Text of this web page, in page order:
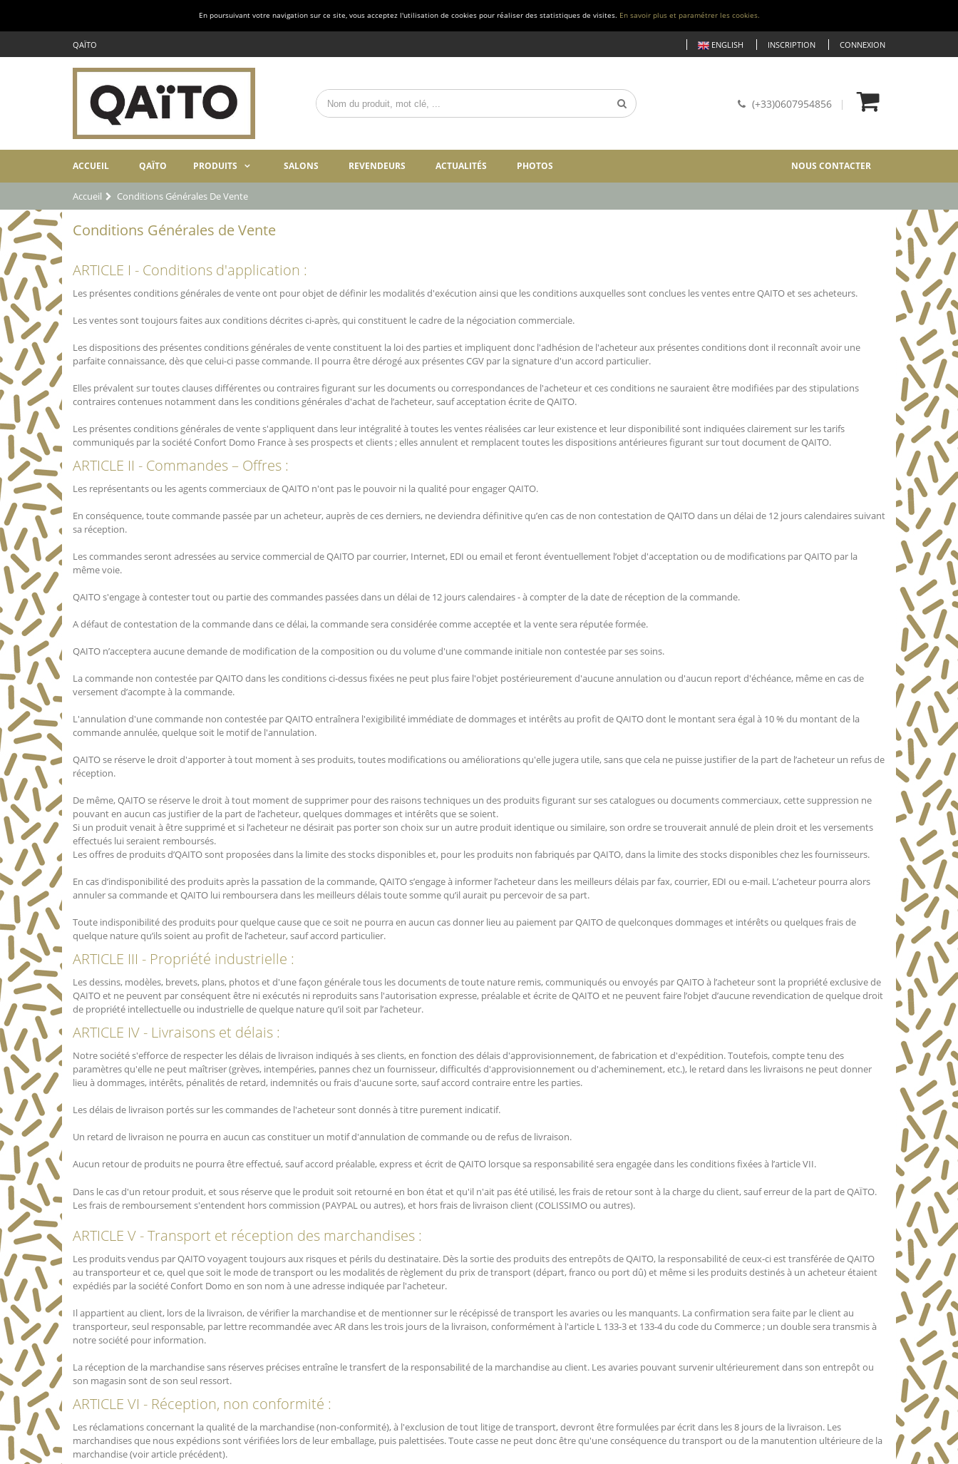
En poursuivant votre navigation sur ce site, vous acceptez l'utilisation de cookies pour réaliser des statistiques de visites. En savoir plus et paramétrer les cookies.
QAÏTO ENGLISH INSCRIPTION CONNEXION
(+33)0607954856
ACCUEIL QAÏTO PRODUITS SALONS REVENDEURS ACTUALITÉS PHOTOS NOUS CONTACTER
Accueil Conditions Générales De Vente
Conditions Générales de Vente
ARTICLE I - Conditions d'application :
Les présentes conditions générales de vente ont pour objet de définir les modalités d'exécution ainsi que les conditions auxquelles sont conclues les ventes entre QAITO et ses acheteurs.
Les ventes sont toujours faites aux conditions décrites ci-après, qui constituent le cadre de la négociation commerciale.
Les dispositions des présentes conditions générales de vente constituent la loi des parties et impliquent donc l'adhésion de l'acheteur aux présentes conditions dont il reconnaît avoir une
parfaite connaissance, dès que celui-ci passe commande. Il pourra être dérogé aux présentes CGV par la signature d'un accord particulier.
Elles prévalent sur toutes clauses différentes ou contraires figurant sur les documents ou correspondances de l'acheteur et ces conditions ne sauraient être modifiées par des stipulations
contraires contenues notamment dans les conditions générales d'achat de l’acheteur, sauf acceptation écrite de QAITO.
Les présentes conditions générales de vente s'appliquent dans leur intégralité à toutes les ventes réalisées car leur existence et leur disponibilité sont indiquées clairement sur les tarifs
communiqués par la société Confort Domo France à ses prospects et clients ; elles annulent et remplacent toutes les dispositions antérieures figurant sur tout document de QAITO.
ARTICLE II - Commandes – Offres :
Les représentants ou les agents commerciaux de QAITO n'ont pas le pouvoir ni la qualité pour engager QAITO.
En conséquence, toute commande passée par un acheteur, auprès de ces derniers, ne deviendra définitive qu’en cas de non contestation de QAITO dans un délai de 12 jours calendaires suivant
sa réception.
Les commandes seront adressées au service commercial de QAITO par courrier, Internet, EDI ou email et feront éventuellement l’objet d'acceptation ou de modifications par QAITO par la
même voie.
QAITO s'engage à contester tout ou partie des commandes passées dans un délai de 12 jours calendaires - à compter de la date de réception de la commande.
A défaut de contestation de la commande dans ce délai, la commande sera considérée comme acceptée et la vente sera réputée formée.
QAITO n’acceptera aucune demande de modification de la composition ou du volume d'une commande initiale non contestée par ses soins.
La commande non contestée par QAITO dans les conditions ci-dessus fixées ne peut plus faire l'objet postérieurement d'aucune annulation ou d'aucun report d'échéance, même en cas de
versement d’acompte à la commande.
L'annulation d'une commande non contestée par QAITO entraînera l'exigibilité immédiate de dommages et intérêts au profit de QAITO dont le montant sera égal à 10 % du montant de la
commande annulée, quelque soit le motif de l'annulation.
QAITO se réserve le droit d'apporter à tout moment à ses produits, toutes modifications ou améliorations qu'elle jugera utile, sans que cela ne puisse justifier de la part de l’acheteur un refus de
réception.
De même, QAITO se réserve le droit à tout moment de supprimer pour des raisons techniques un des produits figurant sur ses catalogues ou documents commerciaux, cette suppression ne
pouvant en aucun cas justifier de la part de l’acheteur, quelques dommages et intérêts que se soient.
Si un produit venait à être supprimé et si l’acheteur ne désirait pas porter son choix sur un autre produit identique ou similaire, son ordre se trouverait annulé de plein droit et les versements
effectués lui seraient remboursés.
Les offres de produits d’QAITO sont proposées dans la limite des stocks disponibles et, pour les produits non fabriqués par QAITO, dans la limite des stocks disponibles chez les fournisseurs.
En cas d’indisponibilité des produits après la passation de la commande, QAITO s’engage à informer l’acheteur dans les meilleurs délais par fax, courrier, EDI ou e-mail. L’acheteur pourra alors
annuler sa commande et QAITO lui remboursera dans les meilleurs délais toute somme qu’il aurait pu percevoir de sa part.
Toute indisponibilité des produits pour quelque cause que ce soit ne pourra en aucun cas donner lieu au paiement par QAITO de quelconques dommages et intérêts ou quelques frais de
quelque nature qu’ils soient au profit de l’acheteur, sauf accord particulier.
ARTICLE III - Propriété industrielle :
Les dessins, modèles, brevets, plans, photos et d'une façon générale tous les documents de toute nature remis, communiqués ou envoyés par QAITO à l’acheteur sont la propriété exclusive de
QAITO et ne peuvent par conséquent être ni exécutés ni reproduits sans l'autorisation expresse, préalable et écrite de QAITO et ne peuvent faire l’objet d’aucune revendication de quelque droit
de propriété intellectuelle ou industrielle de quelque nature qu’il soit par l’acheteur.
ARTICLE IV - Livraisons et délais :
Notre société s'efforce de respecter les délais de livraison indiqués à ses clients, en fonction des délais d'approvisionnement, de fabrication et d'expédition. Toutefois, compte tenu des
paramètres qu'elle ne peut maîtriser (grèves, intempéries, pannes chez un fournisseur, difficultés d'approvisionnement ou d'acheminement, etc.), le retard dans les livraisons ne peut donner
lieu à dommages, intérêts, pénalités de retard, indemnités ou frais d'aucune sorte, sauf accord contraire entre les parties.
Les délais de livraison portés sur les commandes de l'acheteur sont donnés à titre purement indicatif.
Un retard de livraison ne pourra en aucun cas constituer un motif d'annulation de commande ou de refus de livraison.
Aucun retour de produits ne pourra être effectué, sauf accord préalable, express et écrit de QAITO lorsque sa responsabilité sera engagée dans les conditions fixées à l’article VII.
Dans le cas d'un retour produit, et sous réserve que le produit soit retourné en bon état et qu'il n'ait pas été utilisé, les frais de retour sont à la charge du client, sauf erreur de la part de QAÏTO.
Les frais de remboursement s'entendent hors commission (PAYPAL ou autres), et hors frais de livraison client (COLISSIMO ou autres).
ARTICLE V - Transport et réception des marchandises :
Les produits vendus par QAITO voyagent toujours aux risques et périls du destinataire. Dès la sortie des produits des entrepôts de QAITO, la responsabilité de ceux-ci est transférée de QAITO
au transporteur et ce, quel que soit le mode de transport ou les modalités de règlement du prix de transport (départ, franco ou port dû) et même si les produits destinés à un acheteur étaient
expédiés par la société Confort Domo en son nom à une adresse indiquée par l'acheteur.
Il appartient au client, lors de la livraison, de vérifier la marchandise et de mentionner sur le récépissé de transport les avaries ou les manquants. La confirmation sera faite par le client au
transporteur, seul responsable, par lettre recommandée avec AR dans les trois jours de la livraison, conformément à l'article L 133-3 et 133-4 du code du Commerce ; un double sera transmis à
notre société pour information.
La réception de la marchandise sans réserves précises entraîne le transfert de la responsabilité de la marchandise au client. Les avaries pouvant survenir ultérieurement dans son entrepôt ou
son magasin sont de son seul ressort.
ARTICLE VI - Réception, non conformité :
Les réclamations concernant la qualité de la marchandise (non-conformité), à l'exclusion de tout litige de transport, devront être formulées par écrit dans les 8 jours de la livraison. Les
marchandises que nous expédions sont vérifiées lors de leur emballage, puis palettisées. Toute casse ne peut donc être qu'une conséquence du transport ou de la manutention ultérieure de la
marchandise (voir article précédent).